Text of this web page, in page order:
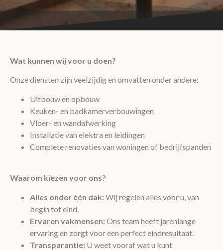
Wat kunnen wij voor u doen?
Onze diensten zijn veelzijdig en omvatten onder andere:
Uitbouw en opbouw
Keuken- en badkamerverbouwingen
Vloer- en wandafwerking
Installatie van elektra en leidingen
Complete renovaties van woningen of bedrijfspanden
Waarom kiezen voor ons?
Alles onder één dak: Wij regelen alles voor u, van
begin tot eind.
Ervaren vakmensen: Ons team heeft jarenlange
ervaring en zorgt voor een perfect eindresultaat.
Transparantie: U weet vooraf wat u kunt